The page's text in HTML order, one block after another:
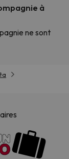
à
ne sont